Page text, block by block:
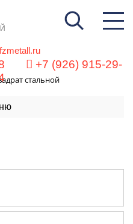
+7 (926) 915-29-
стальной